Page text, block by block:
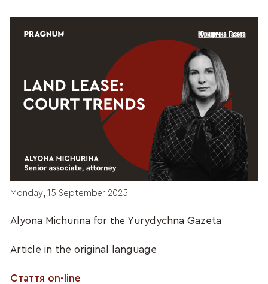
Monday, 15 September 2025
Alyona Michurina for the Yurydychna Gazeta
Article in the original language
Стаття on-line